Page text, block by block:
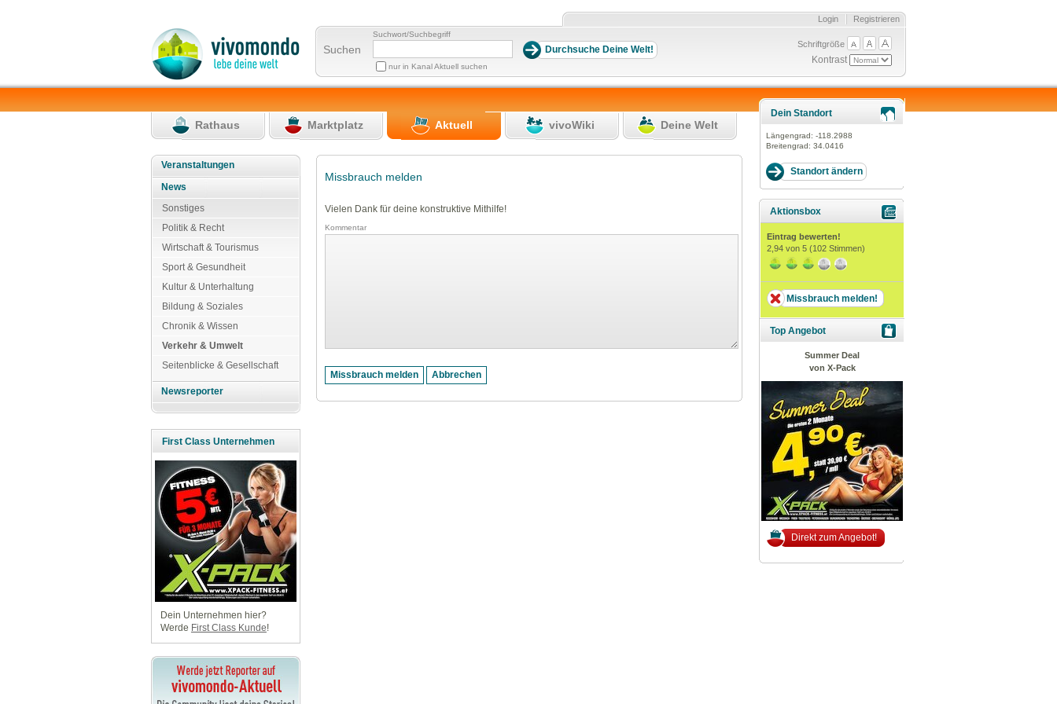
Registrieren
Login
Suchen
Suchwort/Suchbegriff
nur in Kanal Aktuell suchen
Schriftgröße
Kontrast
Rathaus Marktplatz Aktuell vivoWiki Deine Welt
Veranstaltungen
News
Sonstiges
Politik & Recht
Wirtschaft & Tourismus
Sport & Gesundheit
Kultur & Unterhaltung
Bildung & Soziales
Chronik & Wissen
Verkehr & Umwelt
Seitenblicke & Gesellschaft
Newsreporter
First Class Unternehmen
Dein Unternehmen hier?
Werde First Class Kunde!
Missbrauch melden
Vielen Dank für deine konstruktive Mithilfe!
Kommentar
Dein Standort
Längengrad: -118.2988
Breitengrad: 34.0416
Aktionsbox
Eintrag bewerten!
2,94 von 5 (102 Stimmen)
Missbrauch melden!
Top Angebot
Summer Deal
von X-Pack
Direkt zum Angebot!